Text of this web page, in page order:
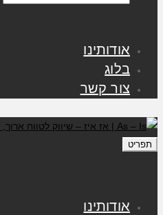
אודותינו
בלוג
צור קשר
תפריט
אודותינו